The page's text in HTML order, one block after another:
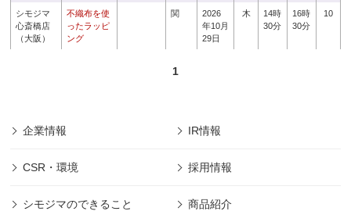
シモジマ
心斎橋店
（大阪）
不織布を使
ったラッピ
ング
関
2026
年10月
29日
木
14時
30分
16時
30分
10
1
企業情報 IR情報
CSR・環境 採用情報
シモジマのできること 商品紹介